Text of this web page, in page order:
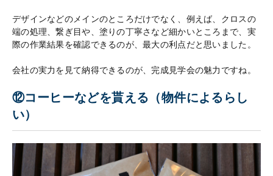
デザインなどのメインのところだけでなく、例えば、クロスの
端の処理、繋ぎ目や、塗りの丁寧さなど細かいところまで、実
際の作業結果を確認できるのが、最大の利点だと思いました。
会社の実力を見て納得できるのが、完成見学会の魅力ですね。
⑫コーヒーなどを貰える（物件によるらし
い）